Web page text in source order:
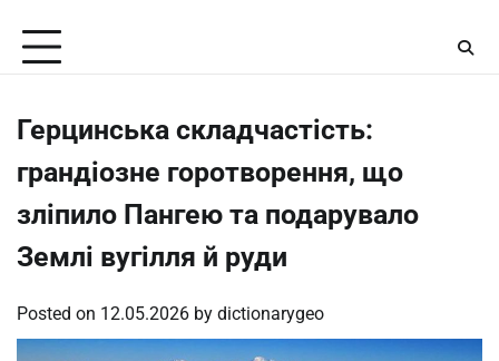
content
Герцинська складчастість:
грандіозне горотворення, що
зліпило Пангею та подарувало
Землі вугілля й руди
Posted on 12.05.2026 by dictionarygeo